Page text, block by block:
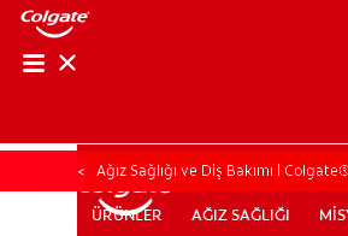
ÜRÜNLER AĞIZ SAĞLIĞI MİSYON
ÜRÜNLER AĞIZ SAĞLIĞI
Ağız Sağlığı ve Diş Bakımı |